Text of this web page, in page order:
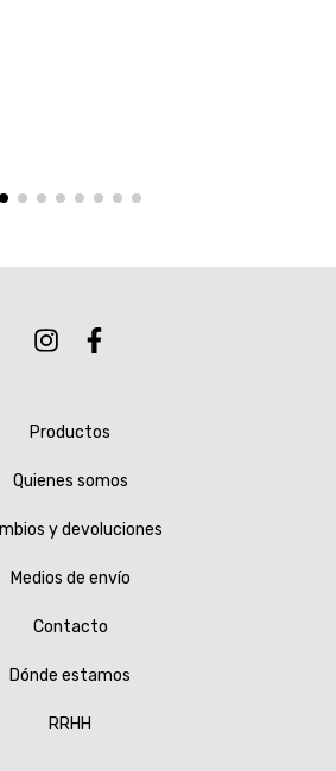
Productos
Quienes somos
y devoluciones
Medios de envío
Contacto
Dónde estamos
RRHH